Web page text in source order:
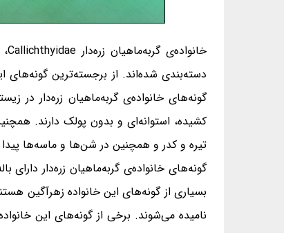
دسته‌بندی شده‌اند. از برجسته‌ترین گونه‌های
گونه‌های خانواده‌ی گربه‌ماهیان زره‌دار در
تیره و کدر و همچنین در شن‌ها و ماسه‌ها پیدا
گونه‌های خانواده‌ی گربه‌ماهیان زره‌دار
بسیاری از گونه‌های این خانواده زهرآگین
نامیده می‌شوند. برخی از گونه‌های این